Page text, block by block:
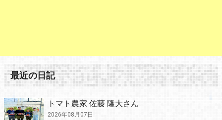
最近の日記
トマト農家 佐藤 隆大さん
2026年08月07日